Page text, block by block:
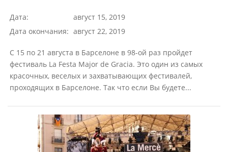
Дата:
август 15, 2019
Дата окончания: август 22, 2019
С 15 по 21 августа в Барселоне в 98-ой раз пройдет
фестиваль La Festa Major de Gracia. Это один из самых
красочных, веселых и захватывающих фестивалей,
проходящих в Барселоне. Так что если Вы будете...